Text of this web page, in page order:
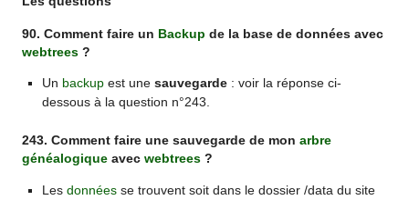
90. Comment faire un Backup de la base de données avec
webtrees ?
Un backupest une sauvegarde: voir la réponse ci-
dessous à la question n°243.
243. Comment faire une sauvegarde de monarbre
généalogique avecwebtrees ?
Les donnéesse trouvent soit dans le dossier /data du site